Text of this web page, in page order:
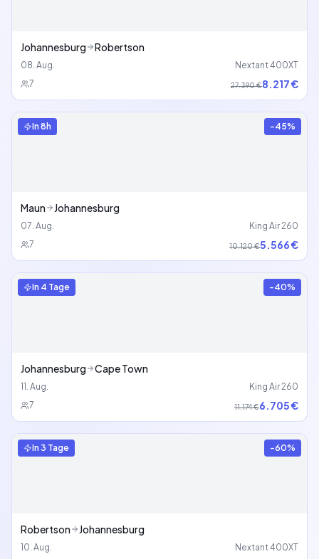
Johannesburg Robertson
08. Aug.
Nextant 400XT
7
27.390 €8.217 €
In 8h -45%
Maun Johannesburg
07. Aug.
King Air 260
7
10.120 €5.566 €
In 4 Tage -40%
Johannesburg Cape Town
11. Aug.
King Air 260
7
11.174 €6.705 €
In 3 Tage -60%
Robertson Johannesburg
10. Aug.
Nextant 400XT